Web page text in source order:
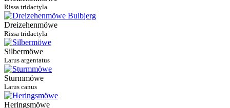
Rissa tridactyla
Dreizehenmöwe
Rissa tridactyla
Silbermöwe
Larus argentatus
Sturmmöwe
Larus canus
Heringsmöwe